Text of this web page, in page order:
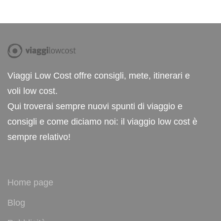
Viaggi Low Cost offre consigli, mete, itinerari e
voli low cost.
Qui troverai sempre nuovi spunti di viaggio e
consigli e come diciamo noi: il viaggio low cost è
sempre relativo!
Home page
Blog